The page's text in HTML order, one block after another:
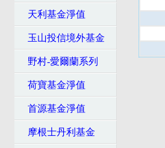
天利基金淨值
玉山投信境外基金
野村-愛爾蘭系列
荷寶基金淨值
首源基金淨值
摩根士丹利基金